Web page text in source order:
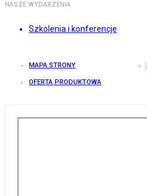
NASZE WYDARZENIA
Szkolenia i konferencje
MAPA STRONY
OFERTA PRODUKTOWA